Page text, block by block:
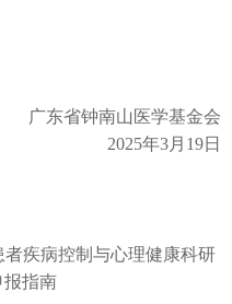
广东省钟南山医学基金会
2025年3月19日
者疾病控制与心理健康科研
报指南